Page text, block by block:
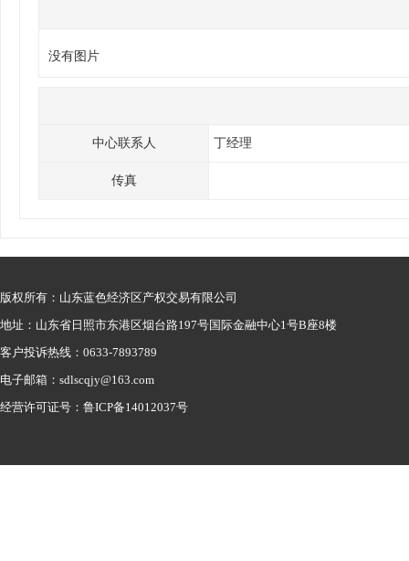
没有图片
中心联系人 丁经理
传真
版权所有：山东蓝色经济区产权交易有限公司
地址：山东省日照市东港区烟台路197号国际金融中心1号B座8楼
客户投诉热线：0633-7893789
电子邮箱：sdlscqjy@163.com
经营许可证号：鲁ICP备14012037号